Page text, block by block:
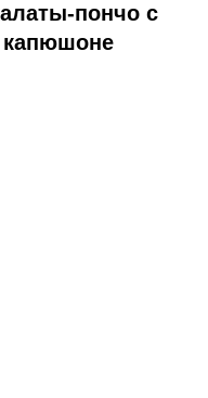
пончо с